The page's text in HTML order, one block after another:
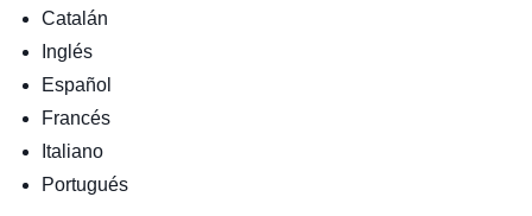
Catalán
Inglés
Español
Francés
Italiano
Portugués